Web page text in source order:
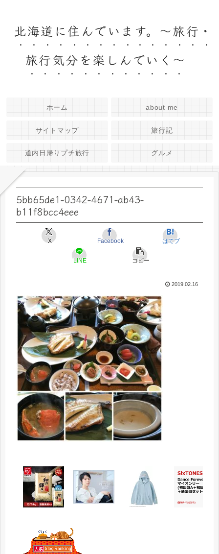
北海道に住んでいます。～旅行・
旅行気分を楽しんでいく～
ホーム about me
サイトマップ 旅行記
道内日帰りプチ旅行 グルメ
5bb65de1-0342-4671-ab43-
b11f8bcc4eee
X Facebook はてブ
LINE コピー
2019.02.16